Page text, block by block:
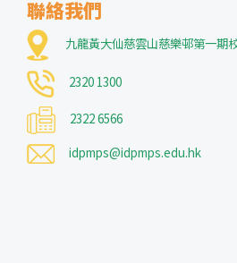
聯絡我們
九龍黃大仙慈雲山慈樂邨第一期
2320 1300
2322 6566
idpmps@idpmps.edu.hk